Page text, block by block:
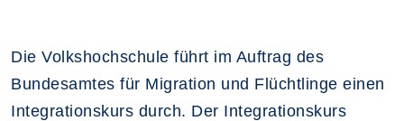
Die Volkshochschule führt im Auftrag des
Bundesamtes für Migration und Flüchtlinge einen
Integrationskurs durch. Der Integrationskurs